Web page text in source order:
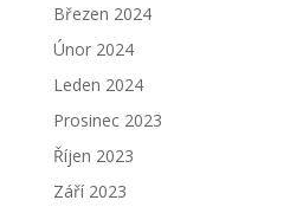
Březen 2024
Únor 2024
Leden 2024
Prosinec 2023
Říjen 2023
Září 2023